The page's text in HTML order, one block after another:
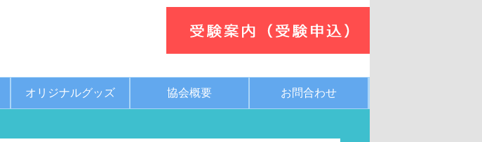
オリジナルグッズ 協会概要 お問合わせ